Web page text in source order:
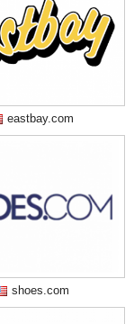
eastbay.com
shoes.com